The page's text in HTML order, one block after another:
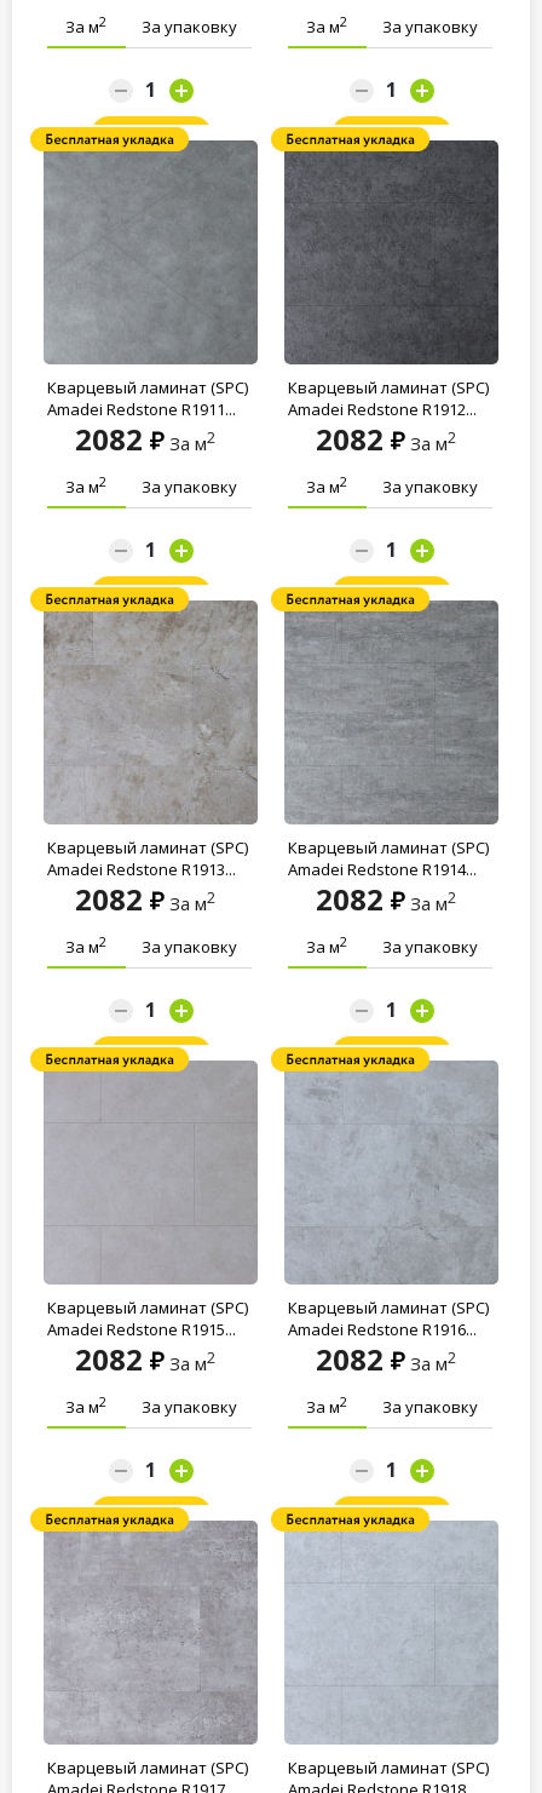
За м2 За упаковку
Заказать
За м2 За упаковку
Заказать
Кварцевый ламинат (SPC)
Amadei Redstone R1911...
2082 За м2
За м2 За упаковку
Заказать
Кварцевый ламинат (SPC)
Amadei Redstone R1912...
2082 За м2
За м2 За упаковку
Заказать
Кварцевый ламинат (SPC)
Amadei Redstone R1913...
2082 За м2
За м2 За упаковку
Заказать
Кварцевый ламинат (SPC)
Amadei Redstone R1914...
2082 За м2
За м2 За упаковку
Заказать
Кварцевый ламинат (SPC)
Amadei Redstone R1915...
2082 За м2
За м2 За упаковку
Заказать
Кварцевый ламинат (SPC)
Amadei Redstone R1916...
2082 За м2
За м2 За упаковку
Заказать
Кварцевый ламинат (SPC)
Кварцевый ламинат (SPC)